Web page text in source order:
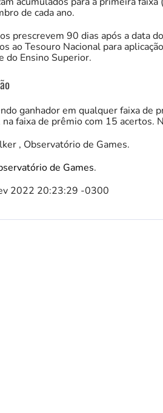
de cada ano.
prescrevem 90 dias após a data
ao Tesouro Nacional para
do Ensino Superior.
ganhador em qualquer faixa de
faixa de prêmio com 15 acertos.
, Observatório de Games.
de Games.
2022 20:23:29 -0300